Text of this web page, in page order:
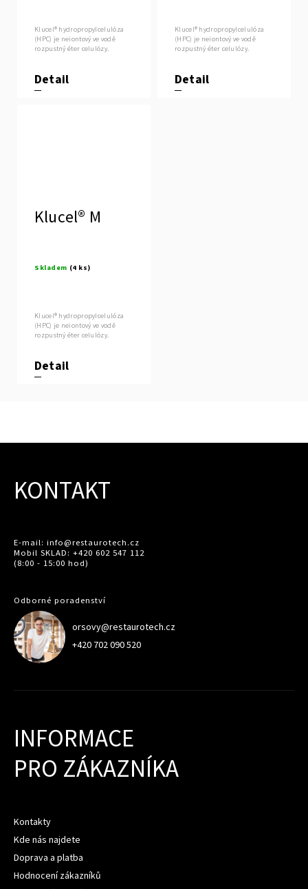
Detail
Klucel® hydropropylcelulóza
(HPC) je neiontový ve vodě
rozpustný éter celulózy.
Detail
Klucel® hydropropylcelulóza
(HPC) je neiontový ve vodě
rozpustný éter celulózy.
Klucel® M
Skladem (4 ks)
Detail
Klucel® hydropropylcelulóza
(HPC) je neiontový ve vodě
rozpustný éter celulózy.
KONTAKT
E-mail: info@restaurotech.cz
Mobil SKLAD: +420 602 547 112
(8:00 - 15:00 hod)
Odborné poradenství
orsovy@restaurotech.cz
+420 702 090 520
INFORMACE
PRO ZÁKAZNÍKA
Kontakty
Kde nás najdete
Doprava a platba
Hodnocení zákazníků